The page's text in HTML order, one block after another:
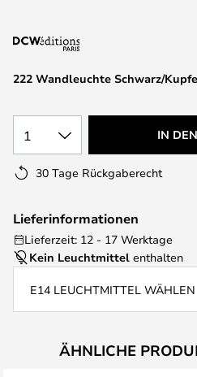
222 Wandleuchte Schwarz/
1 IN
30 Tage Rückgaberecht
Lieferinformationen
Lieferzeit: 12 - 17 Werktage
Kein Leuchtmittel enthalten
E14 LEUCHTMITTEL WÄHLEN
ÄHNLICHE